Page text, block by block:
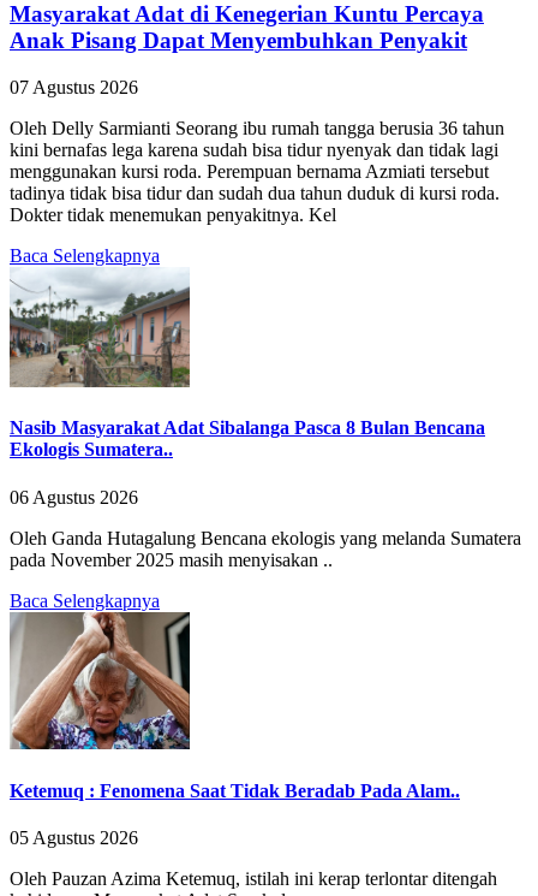
Masyarakat Adat di Kenegerian Kuntu Percaya
Anak Pisang Dapat Menyembuhkan Penyakit
07 Agustus 2026
Oleh Delly Sarmianti Seorang ibu rumah tangga berusia 36 tahun
kini bernafas lega karena sudah bisa tidur nyenyak dan tidak lagi
menggunakan kursi roda. Perempuan bernama Azmiati tersebut
tadinya tidak bisa tidur dan sudah dua tahun duduk di kursi roda.
Dokter tidak menemukan penyakitnya. Kel
Baca Selengkapnya
Nasib Masyarakat Adat Sibalanga Pasca 8 Bulan Bencana
Ekologis Sumatera..
06 Agustus 2026
Oleh Ganda Hutagalung Bencana ekologis yang melanda Sumatera
pada November 2025 masih menyisakan ..
Baca Selengkapnya
Ketemuq : Fenomena Saat Tidak Beradab Pada Alam..
05 Agustus 2026
Oleh Pauzan Azima Ketemuq, istilah ini kerap terlontar ditengah